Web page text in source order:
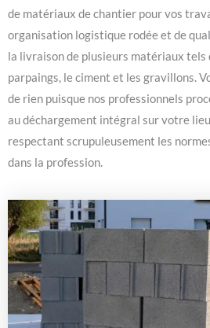
de matériaux de chantier pour vos
organisation logistique rodée et de
la livraison de plusieurs matériaux tels
parpaings, le ciment et les gravillons.
de rien puisque nos professionnels
au déchargement intégral sur votre
respectant scrupuleusement les
dans la profession.